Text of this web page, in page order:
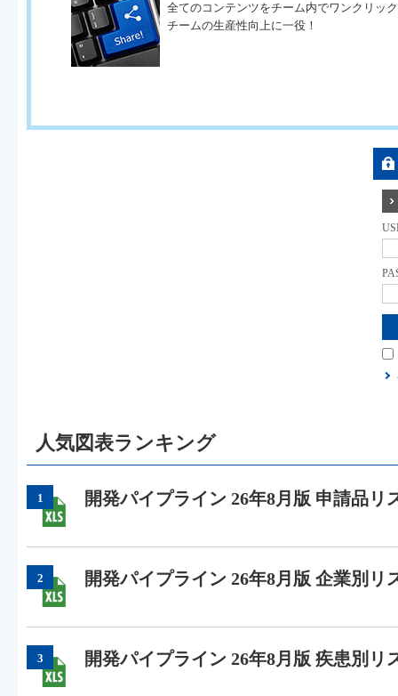
全てのコンテンツをチーム内でワンクリッ
チームの生産性向上に一役！
人気図表ランキング
1 開発パイプライン 26年8月版 申請品リ
2 開発パイプライン 26年8月版 企業別リ
3 開発パイプライン 26年8月版 疾患別リ